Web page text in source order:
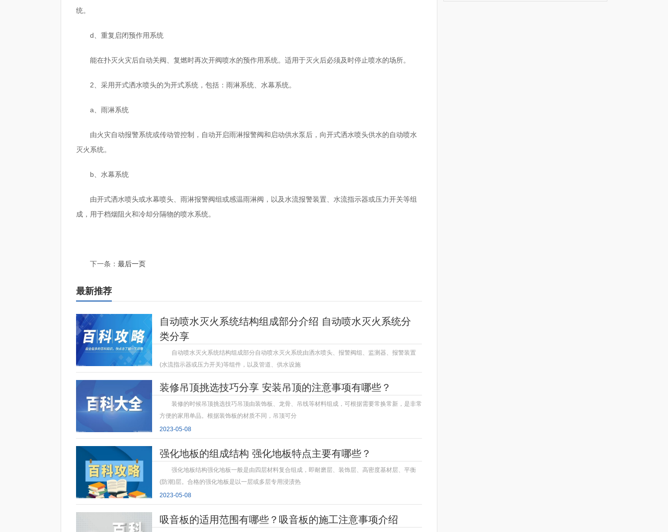
统。
d、重复启闭预作用系统
能在扑灭火灾后自动关阀、复燃时再次开阀喷水的预作用系统。适用于灭火后必须及时停止喷水的场所。
2、采用开式洒水喷头的为开式系统，包括：雨淋系统、水幕系统。
a、雨淋系统
由火灾自动报警系统或传动管控制，自动开启雨淋报警阀和启动供水泵后，向开式洒水喷头供水的自动喷水
灭火系统。
b、水幕系统
由开式洒水喷头或水幕喷头、雨淋报警阀组或感温雨淋阀，以及水流报警装置、水流指示器或压力开关等组
成，用于档烟阻火和冷却分隔物的喷水系统。
下一条： 最后一页
最新推荐
自动喷水灭火系统结构组成部分介绍 自动喷水灭火系统分
类分享
自动喷水灭火系统结构组成部分自动喷水灭火系统由洒水喷头、报警阀组、监测器、报警装置
(水流指示器或压力开关)等组件，以及管道、供水设施
装修吊顶挑选技巧分享 安装吊顶的注意事项有哪些？
装修的时候吊顶挑选技巧吊顶由装饰板、龙骨、吊线等材料组成，可根据需要常换常新，是非常
方便的家用单品。根据装饰板的材质不同，吊顶可分
2023-05-08
强化地板的组成结构 强化地板特点主要有哪些？
强化地板结构强化地板一般是由四层材料复合组成，即耐磨层、装饰层、高密度基材层、平衡
(防潮)层。合格的强化地板是以一层或多层专用浸渍热
2023-05-08
吸音板的适用范围有哪些？吸音板的施工注意事项介绍